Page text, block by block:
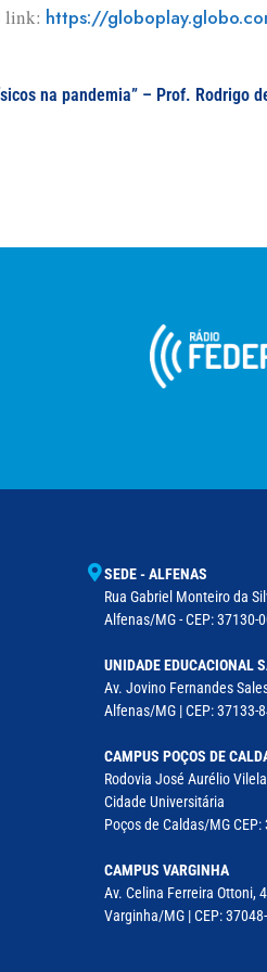
link: https://
na pandemia” – Prof. Rodrigo
SEDE - ALFENAS
Rua Gabriel Monteiro da
Alfenas/MG - CEP: 37130-
UNIDADE EDUCACIONAL
Av. Jovino Fernandes
Alfenas/MG | CEP: 37133-
CAMPUS POÇOS DE
Rodovia José Aurélio
Cidade Universitária
Poços de Caldas/MG
CAMPUS VARGINHA
Av. Celina Ferreira Ottoni,
Varginha/MG | CEP: